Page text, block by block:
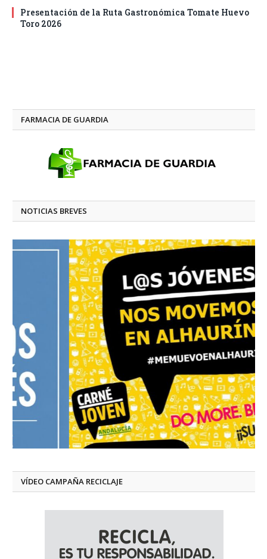
Presentación de la Ruta Gastronómica Tomate Huevo
Toro 2026
FARMACIA DE GUARDIA
NOTICIAS BREVES
VÍDEO CAMPAÑA RECICLAJE